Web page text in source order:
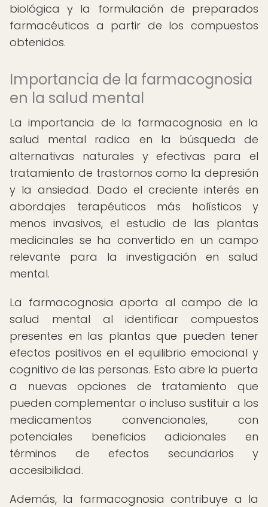
biológica y la formulación de preparados
farmacéuticos a partir de los compuestos
obtenidos.
Importancia de la farmacognosia
en la salud mental
La importancia de la farmacognosia en la
salud mental radica en la búsqueda de
alternativas naturales y efectivas para el
tratamiento de trastornos como la depresión
y la ansiedad. Dado el creciente interés en
abordajes terapéuticos más holísticos y
menos invasivos, el estudio de las plantas
medicinales se ha convertido en un campo
relevante para la investigación en salud
mental.
La farmacognosia aporta al campo de la
salud mental al identificar compuestos
presentes en las plantas que pueden tener
efectos positivos en el equilibrio emocional y
cognitivo de las personas. Esto abre la puerta
a nuevas opciones de tratamiento que
pueden complementar o incluso sustituir a los
medicamentos convencionales, con
potenciales beneficios adicionales en
términos de efectos secundarios y
accesibilidad.
Además, la farmacognosia contribuye a la